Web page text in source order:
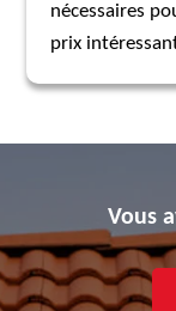
nécessaires
prix
Vous